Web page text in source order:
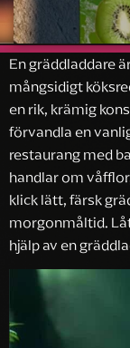
En gräddladdare
mångsidigt
en rik, krämig
förvandla en
restaurang med
handlar om
klick lätt, färsk
morgonmåltid.
hjälp av en